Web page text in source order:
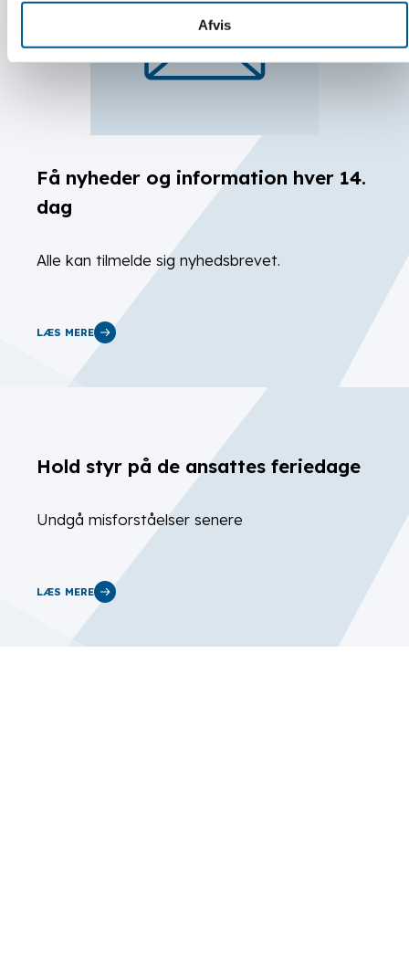
Afvis
Få nyheder og information hver 14.
dag
Alle kan tilmelde sig nyhedsbrevet.
LÆS MERE
Hold styr på de ansattes feriedage
Undgå misforståelser senere
LÆS MERE